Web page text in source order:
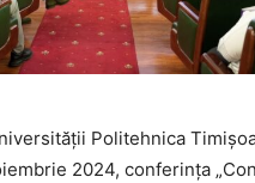
Politehnica
2024, conferința